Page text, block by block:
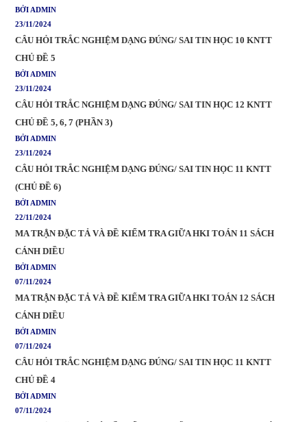
BỞI ADMIN
23/11/2024
CÂU HỎI TRẮC NGHIỆM DẠNG ĐÚNG/ SAI TIN HỌC 10 KNTT
CHỦ ĐỀ 5
BỞI ADMIN
23/11/2024
CÂU HỎI TRẮC NGHIỆM DẠNG ĐÚNG/ SAI TIN HỌC 12 KNTT
CHỦ ĐỀ 5, 6, 7 (PHẦN 3)
BỞI ADMIN
23/11/2024
CÂU HỎI TRẮC NGHIỆM DẠNG ĐÚNG/ SAI TIN HỌC 11 KNTT
(CHỦ ĐỀ 6)
BỞI ADMIN
22/11/2024
MA TRẬN ĐẶC TẢ VÀ ĐỀ KIỂM TRA GIỮA HKI TOÁN 11 SÁCH
CÁNH DIỀU
BỞI ADMIN
07/11/2024
MA TRẬN ĐẶC TẢ VÀ ĐỀ KIỂM TRA GIỮA HKI TOÁN 12 SÁCH
CÁNH DIỀU
BỞI ADMIN
07/11/2024
CÂU HỎI TRẮC NGHIỆM DẠNG ĐÚNG/ SAI TIN HỌC 11 KNTT
CHỦ ĐỀ 4
BỞI ADMIN
07/11/2024